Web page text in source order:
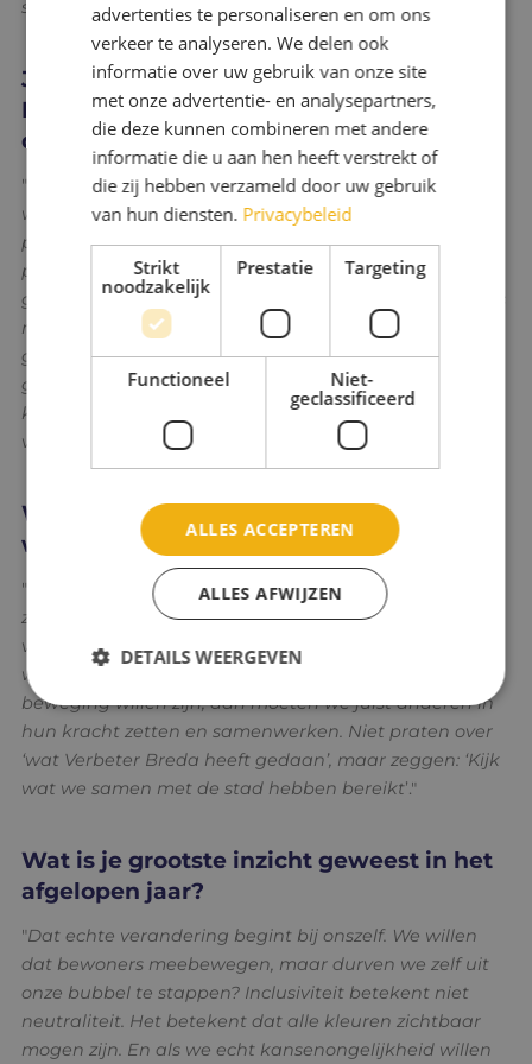
structurele verandering."
Je bent ook betrokken bij de Verbeter
Breda Academie. Wat is het doel
daarvan?
" De academie is een manier om moeilijke gesprekken
wél te voeren. Het idee is dat bewoners hun
perspectief delen, gevolgd door een expert die het
probleem wetenschappelijk onderbouwt. Vervolgens
gaan de deelnemers met elkaar in gesprek. Het doel is
niet alleen bewustwording, maar ook
gedragsverandering: dat mensen vertrekken met het
gevoel dat ze hier zelf iets in te doen hebben. We
kunnen niet blijven steken in ‘oh, interessant’ en
vervolgens doorgaan alsof er niets is gebeurd.
Wat zou je binnen Verbeter Breda nog
willen veranderen?
" We moeten als beweging ervoor waken dat we niet
zelf een traditionele organisatie worden. Ik zie nog te
vaak dat organisaties elkaar af proberen te troeven in
wie ergens de credits voor krijgt. Maar als we echt een
beweging willen zijn, dan moeten we juist anderen in
hun kracht zetten en samenwerken. Niet praten over
‘wat Verbeter Breda heeft gedaan’, maar zeggen: ‘Kijk
wat we samen met de stad hebben bereikt’."
Wat is je grootste inzicht geweest in het
afgelopen jaar?
"Dat echte verandering begint bij onszelf. We willen
dat bewoners meebewegen, maar durven we zelf uit
onze bubbel te stappen? Inclusiviteit betekent niet
neutraliteit. Het betekent dat alle kleuren zichtbaar
mogen zijn. En als we echt kansenongelijkheid willen
advertenties te personaliseren en om ons
verkeer te analyseren. We delen ook
informatie over uw gebruik van onze site
met onze advertentie- en analysepartners,
die deze kunnen combineren met andere
informatie die u aan hen heeft verstrekt of
die zij hebben verzameld door uw gebruik
van hun diensten. Privacybeleid
Strikt
noodzakelijk
Prestatie Targeting
Functioneel
Niet-
geclassificeerd
ALLES ACCEPTEREN
ALLES AFWIJZEN
DETAILS WEERGEVEN